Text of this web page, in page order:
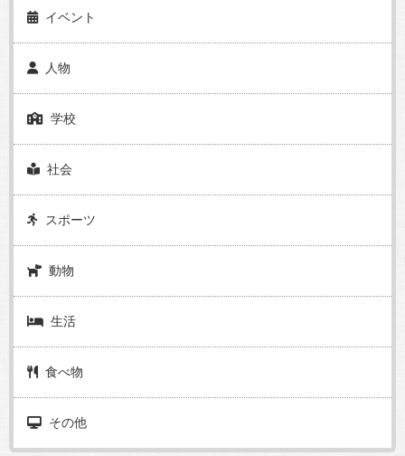
イベント
人物
学校
社会
スポーツ
動物
生活
食べ物
その他